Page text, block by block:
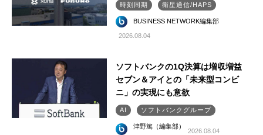
時刻同期 衛星通信/HAPS
BUSINESS NETWORK編集部
2026.08.04
ソフトバンクの1Q決算は増収増益
セブン＆アイとの「未来型コンビ
ニ」の実現にも意欲
AI ソフトバンクグループ
津野篤（編集部）
2026.08.04